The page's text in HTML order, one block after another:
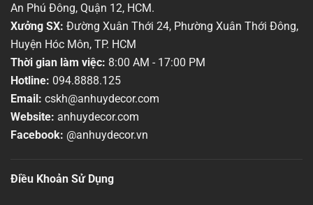
An Phú Đông, Quận 12, HCM.
Xưởng SX: Đường Xuân Thới 24, Phường Xuân Thới Đông,
Huyện Hóc Môn, TP. HCM
Thời gian làm việc: 8:00 AM - 17:00 PM
Hotline: 094.8888.125
Email: cskh@anhuydecor.com
Website: anhuydecor.com
Facebook: @anhuydecor.vn
Điều Khoản Sử Dụng